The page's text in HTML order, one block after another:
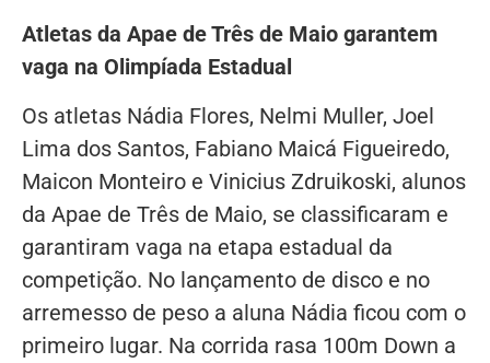
Atletas da Apae de Três de Maio garantem
vaga na Olimpíada Estadual
Os atletas Nádia Flores, Nelmi Muller, Joel
Lima dos Santos, Fabiano Maicá Figueiredo,
Maicon Monteiro e Vinicius Zdruikoski, alunos
da Apae de Três de Maio, se classificaram e
garantiram vaga na etapa estadual da
competição. No lançamento de disco e no
arremesso de peso a aluna Nádia ficou com o
primeiro lugar. Na corrida rasa 100m Down a